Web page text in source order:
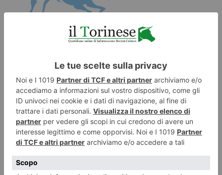
DENARO E LAVORO.Attenti a non fidarvi ciecamente delle
persone. Una grinta straordinaria e un impegno incrollabile
saranno le vostre armi per raggiungere il successo e
incrementare le entrate. Momento di grande autonomia,
d’altronde dai superiori e dai colleghi non potete aspettarvi
un granché.
d’amore e svaghi in compagnia degli amici, fascino